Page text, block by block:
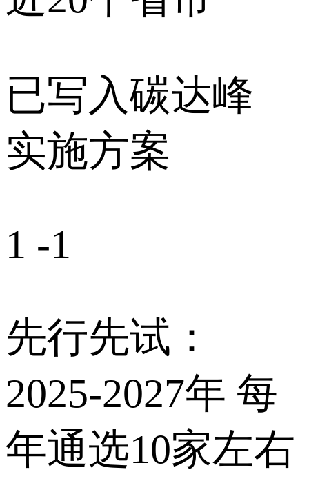
已写入碳达峰
实施方案
1 -1
先行先试：
2025-2027年 每
年通选10家左右